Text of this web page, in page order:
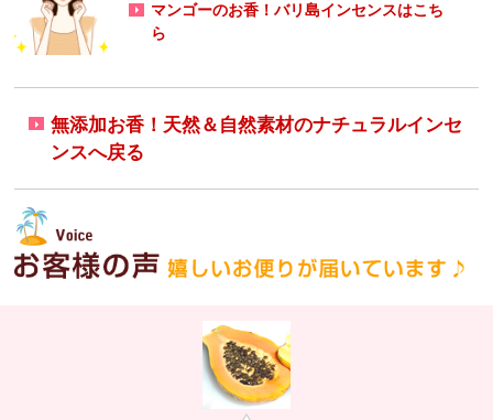
マンゴーのお香！バリ島インセンスはこち
ら
無添加お香！天然＆自然素材のナチュラルインセ
ンスへ戻る